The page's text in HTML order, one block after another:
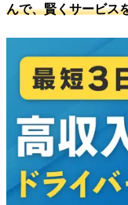
んで、賢くサービス